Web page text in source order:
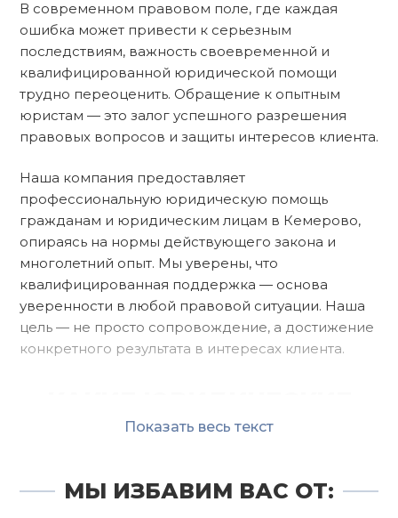
В современном правовом поле, где каждая
ошибка может привести к серьезным
последствиям, важность своевременной и
квалифицированной юридической помощи
трудно переоценить. Обращение к опытным
юристам — это залог успешного разрешения
правовых вопросов и защиты интересов клиента.
Наша компания предоставляет
профессиональную юридическую помощь
гражданам и юридическим лицам в Кемерово,
опираясь на нормы действующего закона и
многолетний опыт. Мы уверены, что
квалифицированная поддержка — основа
уверенности в любой правовой ситуации. Наша
цель — не просто сопровождение, а достижение
конкретного результата в интересах клиента.
УСЛУГИ ОКАЗЫВАЕТ
Наша компания оказывает квалифицированную
Показать весь текст
МЫ ИЗБАВИМ ВАС ОТ: